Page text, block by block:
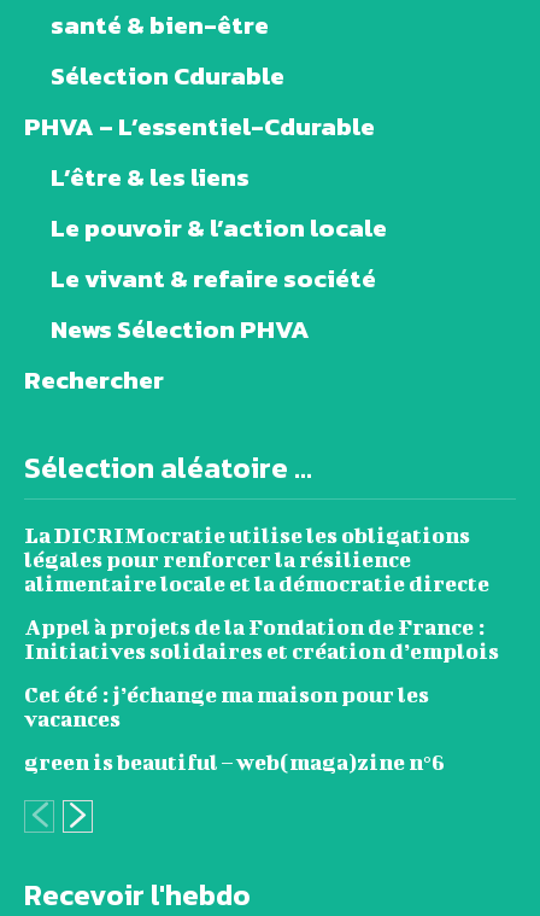
santé & bien-être
Sélection Cdurable
PHVA – L’essentiel-Cdurable
L’être & les liens
Le pouvoir & l’action locale
Le vivant & refaire société
News Sélection PHVA
Rechercher
Sélection aléatoire ...
La DICRIMocratie utilise les obligations
légales pour renforcer la résilience
alimentaire locale et la démocratie directe
Appel à projets de la Fondation de France :
Initiatives solidaires et création d’emplois
Cet été : j’échange ma maison pour les
vacances
green is beautiful – web(maga)zine n°6
Recevoir l'hebdo